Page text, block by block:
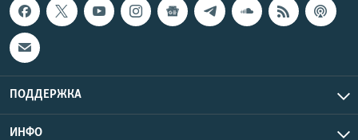
ПОДДЕРЖКА
ИНФО